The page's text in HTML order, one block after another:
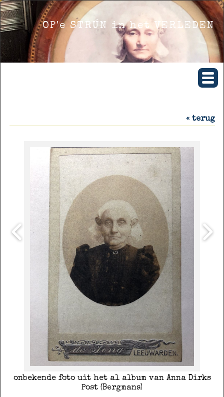
OP'e STRÚN in het VERLEDEN
« terug
onbekende foto uit het al album van Anna Dirks
Post (Bergmans)